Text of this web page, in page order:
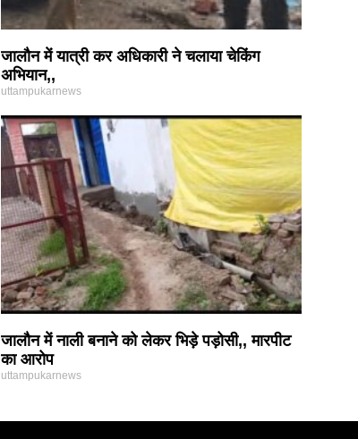
जालौन में यात्री कर अधिकारी ने चलाया चेकिंग
अभियान,,
uttampukarnews
जालौन में नाली बनाने को लेकर भिड़े पड़ोसी,, मारपीट
का आरोप
uttampukarnews